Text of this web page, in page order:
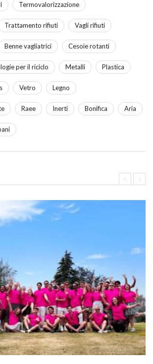
Termovalorizzazione
Trattamento rifiuti Vagli rifiuti
Benne vagliatrici Cesoie rotanti
per il riciclo Metalli Plastica
Vetro Legno
Raee Inerti Bonifica Aria